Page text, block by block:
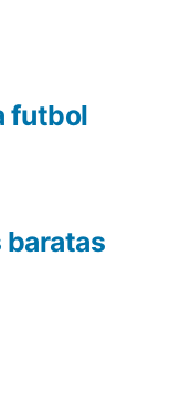
baratas
futbol